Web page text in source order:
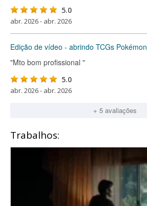
5.0
abr. 2026 - abr. 2026
Edição de vídeo - abrindo TCGs Pokémon
"Mto bom profissional "
5.0
abr. 2026 - abr. 2026
+ 5 avaliações
Trabalhos: